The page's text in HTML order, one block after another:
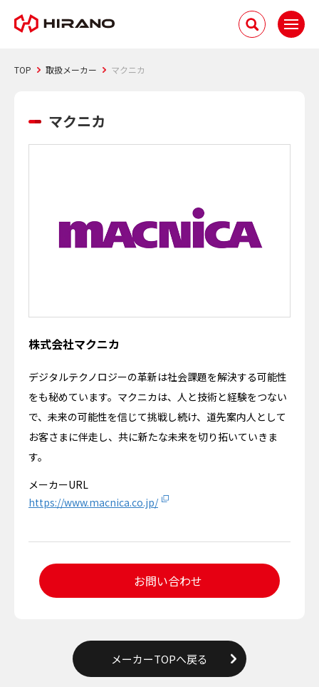
TOP 取扱メーカー マクニカ
マクニカ
株式会社マクニカ
デジタルテクノロジーの革新は社会課題を解決する可能性
をも秘めています。マクニカは、人と技術と経験をつない
で、未来の可能性を信じて挑戦し続け、道先案内人として
お客さまに伴走し、共に新たな未来を切り拓いていきま
す。
メーカーURL
https://www.macnica.co.jp/
お問い合わせ
メーカーTOPへ戻る